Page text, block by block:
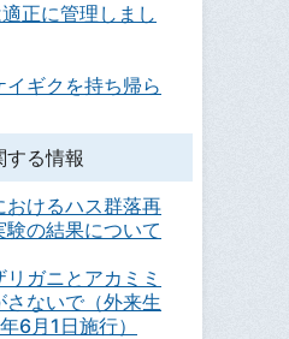
正に管理しまし
イギクを持ち帰ら
する情報
おけるハス群落再
験の結果について
ガニとアカミミ
さないで（外来生
6月1日施行）